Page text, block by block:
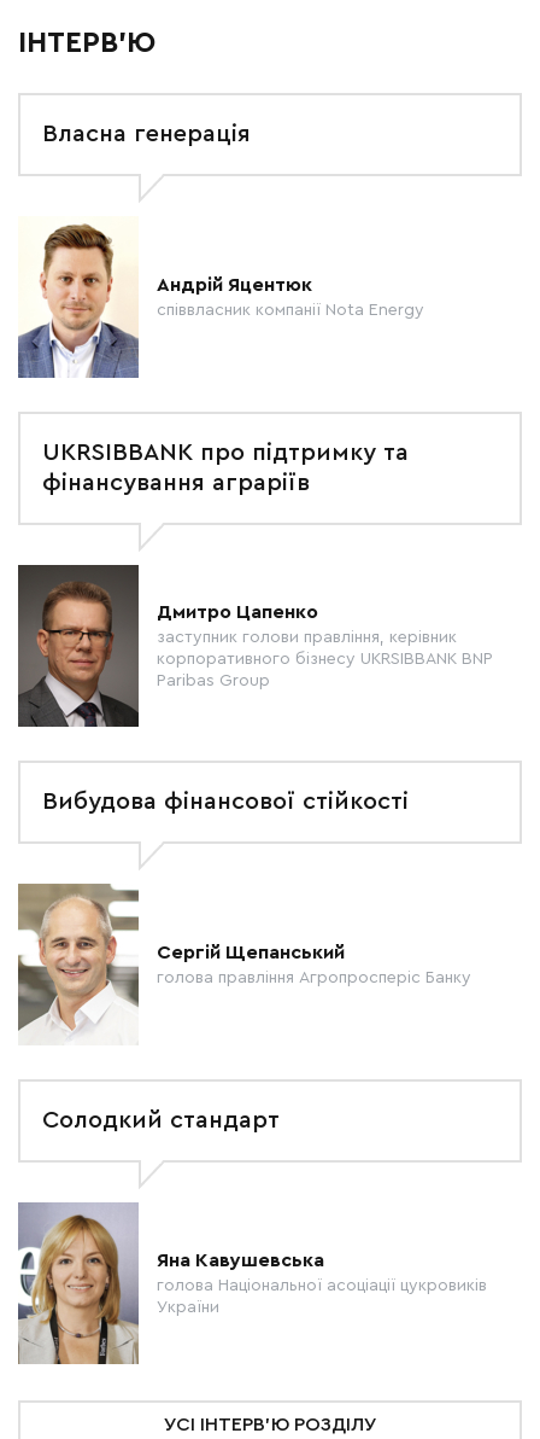
ІНТЕРВ'Ю
Власна генерація
Андрій Яцентюк
співвласник компанії Nota Energy
UKRSIBBANK про підтримку та
фінансування аграріїв
Дмитро Цапенко
заступник голови правління, керівник
корпоративного бізнесу UKRSIBBANK BNP
Paribas Group
Вибудова фінансової стійкості
Сергій Щепанський
голова правління Агропросперіс Банку
Солодкий стандарт
Яна Кавушевська
голова Національної асоціації цукровиків
України
УСІ ІНТЕРВ'Ю РОЗДІЛУ